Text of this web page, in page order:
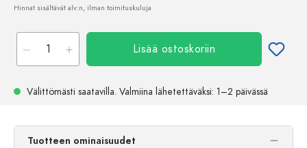
Hinnat sisältävät alv:n, ilman toimituskuluja
Lisää ostoskoriin
Välittömästi saatavilla. Valmiina lähetettäväksi: 1–2 päivässä
Tuotteen ominaisuudet